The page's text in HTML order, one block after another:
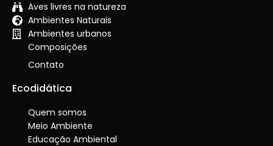
Aves livres na natureza
Ambientes Naturais
Ambientes urbanos
Composições
Contato
Ecodidática
Quem somos
Meio Ambiente
Educação Ambiental